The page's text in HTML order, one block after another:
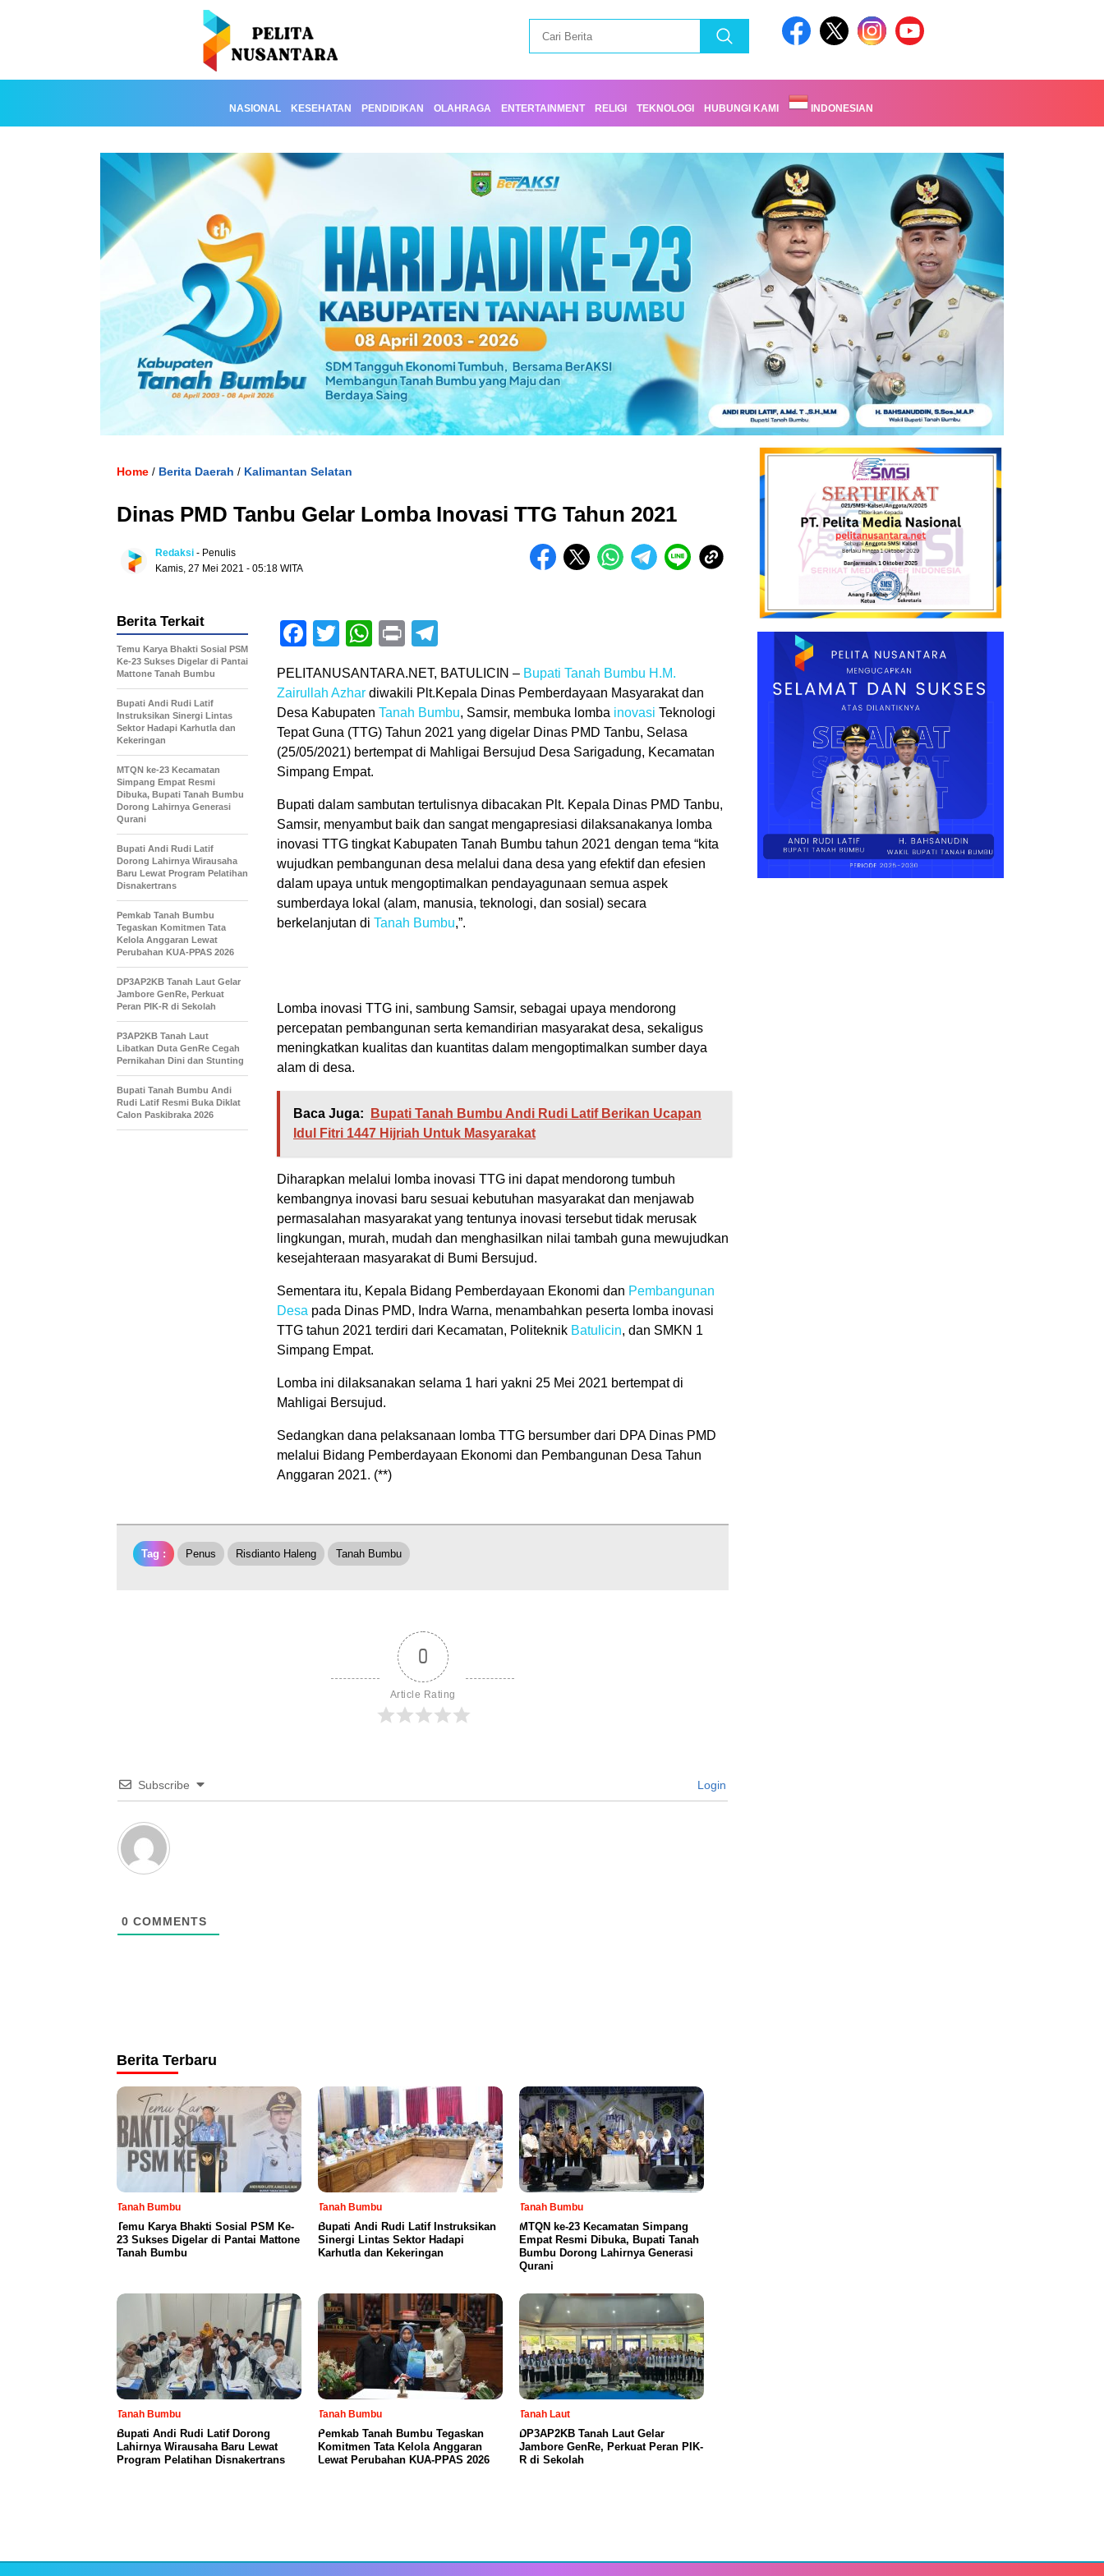
NASIONAL KESEHATAN PENDIDIKAN OLAHRAGA ENTERTAINMENT RELIGI TEKNOLOGI HUBUNGI KAMI INDONESIAN
Home / Berita Daerah / Kalimantan Selatan
Dinas PMD Tanbu Gelar Lomba Inovasi TTG Tahun 2021
Redaksi - Penulis
Kamis, 27 Mei 2021 - 05:18 WITA
Facebook
TwitterWhatsApp
Print
PELITANUSANTARA.NET, BATULICIN – Bupati Tanah Bumbu H.M.
Zairullah Azhar diwakili Plt.Kepala Dinas Pemberdayaan Masyarakat dan
Desa Kabupaten Tanah Bumbu, Samsir, membuka lomba inovasi Teknologi
Tepat Guna (TTG) Tahun 2021 yang digelar Dinas PMD Tanbu, Selasa
(25/05/2021) bertempat di Mahligai Bersujud Desa Sarigadung, Kecamatan
Simpang Empat.
Bupati dalam sambutan tertulisnya dibacakan Plt. Kepala Dinas PMD Tanbu,
Samsir, menyambut baik dan sangat mengapresiasi dilaksanakanya lomba
inovasi TTG tingkat Kabupaten Tanah Bumbu tahun 2021 dengan tema “kita
wujudkan pembangunan desa melalui dana desa yang efektif dan efesien
dalam upaya untuk mengoptimalkan pendayagunaan semua aspek
sumberdaya lokal (alam, manusia, teknologi, dan sosial) secara
berkelanjutan di Tanah Bumbu,”.
Lomba inovasi TTG ini, sambung Samsir, sebagai upaya mendorong
percepatan pembangunan serta kemandirian masyarakat desa, sekaligus
meningkatkan kualitas dan kuantitas dalam mengoptimalkan sumber daya
alam di desa.
Baca Juga:
Bupati Tanah Bumbu Andi Rudi Latif Berikan Ucapan
Idul Fitri 1447 Hijriah Untuk Masyarakat
Diharapkan melalui lomba inovasi TTG ini dapat mendorong tumbuh
kembangnya inovasi baru sesuai kebutuhan masyarakat dan menjawab
permasalahan masyarakat yang tentunya inovasi tersebut tidak merusak
lingkungan, murah, mudah dan menghasilkan nilai tambah guna mewujudkan
kesejahteraan masyarakat di Bumi Bersujud.
Sementara itu, Kepala Bidang Pemberdayaan Ekonomi dan Pembangunan
Desa pada Dinas PMD, Indra Warna, menambahkan peserta lomba inovasi
TTG tahun 2021 terdiri dari Kecamatan, Politeknik Batulicin, dan SMKN 1
Simpang Empat.
Lomba ini dilaksanakan selama 1 hari yakni 25 Mei 2021 bertempat di
Mahligai Bersujud.
Sedangkan dana pelaksanaan lomba TTG bersumber dari DPA Dinas PMD
melalui Bidang Pemberdayaan Ekonomi dan Pembangunan Desa Tahun
Anggaran 2021. (**)
Berita Terkait
Temu Karya Bhakti Sosial PSM
Ke-23 Sukses Digelar di Pantai
Mattone Tanah Bumbu
Bupati Andi Rudi Latif
Instruksikan Sinergi Lintas
Sektor Hadapi Karhutla dan
Kekeringan
MTQN ke-23 Kecamatan
Simpang Empat Resmi
Dibuka, Bupati Tanah Bumbu
Dorong Lahirnya Generasi
Qurani
Bupati Andi Rudi Latif
Dorong Lahirnya Wirausaha
Baru Lewat Program Pelatihan
Disnakertrans
Pemkab Tanah Bumbu
Tegaskan Komitmen Tata
Kelola Anggaran Lewat
Perubahan KUA-PPAS 2026
DP3AP2KB Tanah Laut Gelar
Jambore GenRe, Perkuat
Peran PIK-R di Sekolah
P3AP2KB Tanah Laut
Libatkan Duta GenRe Cegah
Pernikahan Dini dan Stunting
Bupati Tanah Bumbu Andi
Rudi Latif Resmi Buka Diklat
Calon Paskibraka 2026
Tag : Penus Risdianto Haleng Tanah Bumbu
0
Article Rating
Subscribe Login
0 COMMENTS
Berita Terbaru
Tanah Bumbu
Temu Karya Bhakti Sosial PSM Ke-
23 Sukses Digelar di Pantai Mattone
Tanah Bumbu
Tanah Bumbu
Bupati Andi Rudi Latif Instruksikan
Sinergi Lintas Sektor Hadapi
Karhutla dan Kekeringan
Tanah Bumbu
MTQN ke-23 Kecamatan Simpang
Empat Resmi Dibuka, Bupati Tanah
Bumbu Dorong Lahirnya Generasi
Qurani
Tanah Bumbu
Bupati Andi Rudi Latif Dorong
Lahirnya Wirausaha Baru Lewat
Program Pelatihan Disnakertrans
Tanah Bumbu
Pemkab Tanah Bumbu Tegaskan
Komitmen Tata Kelola Anggaran
Lewat Perubahan KUA-PPAS 2026
Tanah Laut
DP3AP2KB Tanah Laut Gelar
Jambore GenRe, Perkuat Peran PIK-
R di Sekolah